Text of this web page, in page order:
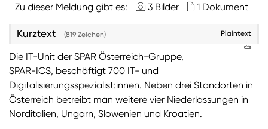
(Bitte beachten Sie, dass der Presseverteiler
Privatpersonen gedacht ist)
Zum Presseverteiler
Sie wollen Informationen über aktuelle Aktionen,
Produktneuheiten, attraktive Gewinnspiele uvm.
erhalten? Dann melden Sie sich zum
Zu dieser Meldung gibt es: 3 Bilder 1 Dokument
Kurztext (819 Zeichen) Plaintext
Die IT-Unit der SPAR Österreich-Gruppe,
SPAR-ICS, beschäftigt 700 IT- und
Digitalisierungsspezialist:innen. Neben drei Standorten in
Österreich betreibt man weitere vier Niederlassungen in
Norditalien, Ungarn, Slowenien und Kroatien.